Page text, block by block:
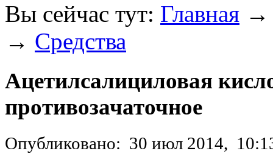
Вы сейчас тут: Главная
→ Средства
Ацетилсалициловая
противозачаточное
Опубликовано: 30 июл 2014,